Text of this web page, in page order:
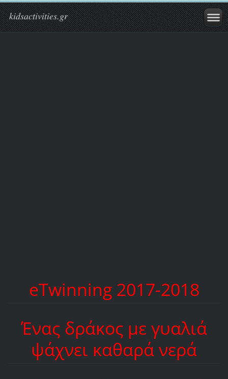
kidsactivities.gr
eTwinning 2017-2018
Ένας δράκος με γυαλιά
ψάχνει καθαρά νερά